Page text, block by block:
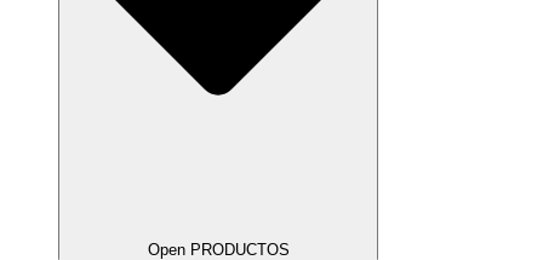
Open PRODUCTOS